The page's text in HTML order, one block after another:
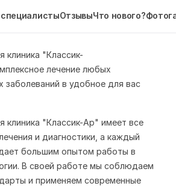
ОтзывыЧто нового?
клиника "Классик-
лечение любых
заболеваний в удобное для вас
клиника "Классик-Ар" имеет все
и диагностики, а каждый
большим опытом работы в
В своей работе мы соблюдаем
и применяем современные